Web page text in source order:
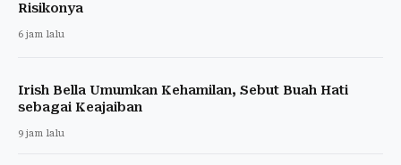
Risikonya
6 jam lalu
Irish Bella Umumkan Kehamilan, Sebut Buah Hati
sebagai Keajaiban
9 jam lalu